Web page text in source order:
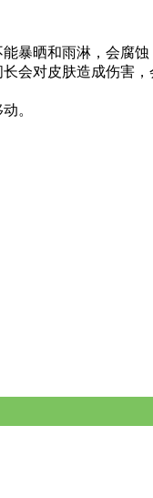
暴晒和雨淋，会腐蚀
会对皮肤造成伤害，
。